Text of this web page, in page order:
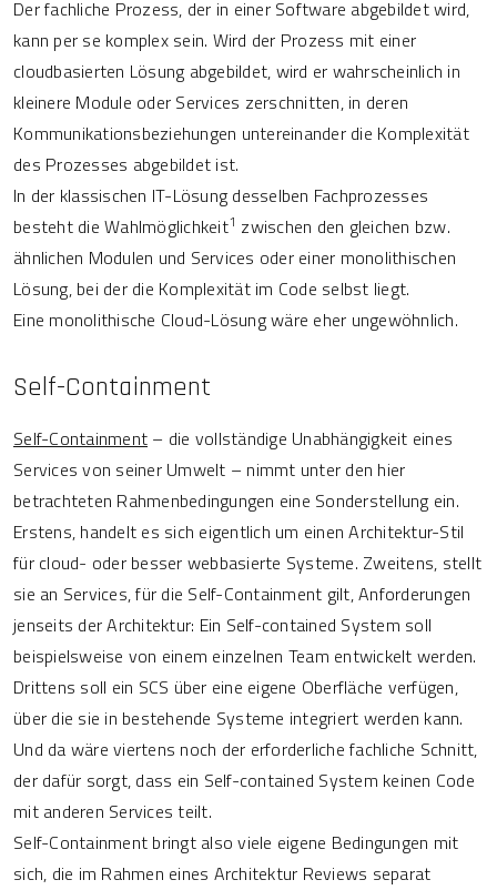
Der fachliche Prozess, der in einer Software abgebildet wird,
kann per se komplex sein. Wird der Prozess mit einer
cloudbasierten Lösung abgebildet, wird er wahrscheinlich in
kleinere Module oder Services zerschnitten, in deren
Kommunikationsbeziehungen untereinander die Komplexität
des Prozesses abgebildet ist.
In der klassischen IT-Lösung desselben Fachprozesses
besteht die Wahlmöglichkeit1 zwischen den gleichen bzw.
ähnlichen Modulen und Services oder einer monolithischen
Lösung, bei der die Komplexität im Code selbst liegt.
Eine monolithische Cloud-Lösung wäre eher ungewöhnlich.
Self-Containment
Self-Containment – die vollständige Unabhängigkeit eines
Services von seiner Umwelt – nimmt unter den hier
betrachteten Rahmenbedingungen eine Sonderstellung ein.
Erstens, handelt es sich eigentlich um einen Architektur-Stil
für cloud- oder besser webbasierte Systeme. Zweitens, stellt
sie an Services, für die Self-Containment gilt, Anforderungen
jenseits der Architektur: Ein Self-contained System soll
beispielsweise von einem einzelnen Team entwickelt werden.
Drittens soll ein SCS über eine eigene Oberfläche verfügen,
über die sie in bestehende Systeme integriert werden kann.
Und da wäre viertens noch der erforderliche fachliche Schnitt,
der dafür sorgt, dass ein Self-contained System keinen Code
mit anderen Services teilt.
Self-Containment bringt also viele eigene Bedingungen mit
sich, die im Rahmen eines Architektur Reviews separat